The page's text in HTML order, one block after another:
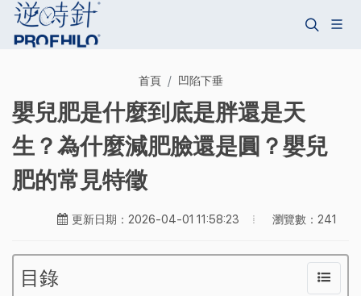
首頁 凹陷下垂
嬰兒肥是什麼到底是胖還是天
生？為什麼減肥臉還是圓？嬰兒
肥的常見特徵
更新日期：2026-04-01 11:58:23 瀏覽數：241
目錄